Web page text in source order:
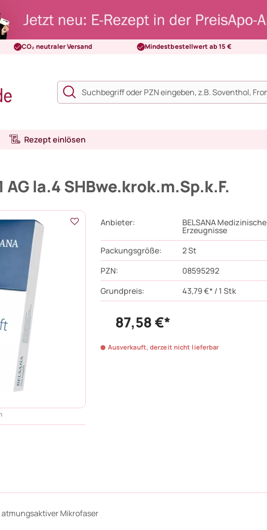
CO₂ neutraler Versand Mindestbestellwert ab 15 €
Rezept einlösen
AG la.4 SHBwe.krok.m.Sp.k.F.
Anbieter: BELSANA Medizinische
Erzeugnisse
Packungsgröße:
2St
PZN:
08595292
Grundpreis:
43,79 €* / 1 Stk
87,58 €*
Ausverkauft, derzeit nicht lieferbar
Mikrofaser